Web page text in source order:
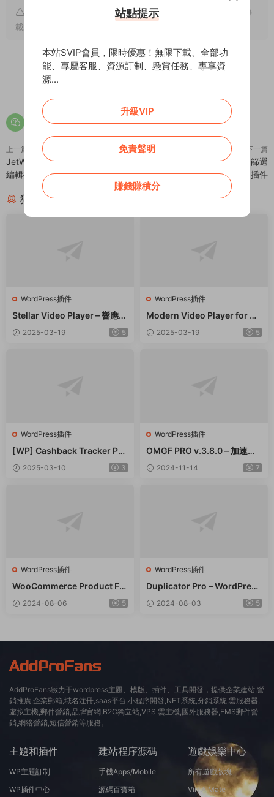
https://addprofans.com/wp-grid-builder/
，轉
載請注明出處。
上一篇
JetWooBuilder – Elementor 商品
編輯插件 – v2.0.4
下一篇
Divi Ajax Filter – 無刷新加載 篩選
插件
猜你喜歡
WordPress插件
Stellar Video Player – 響應式
視頻播放器WordPress插件 –
v2.9
2025-03-19 5
WordPress插件
Modern Video Player for W
ordPress – 功能強大的視頻和
音頻播放器 – v10.21
2025-03-19 5
WordPress插件
[WP] Cashback Tracker Pro
v2.6.4 退款追蹤器插件下載
2025-03-10 3
WordPress插件
OMGF PRO v.3.8.0 – 加速谷
歌字體本地化GDPR優化 破解
版插件下載
2024-11-14 7
WordPress插件
WooCommerce Product Filt
er 商品篩選器WordPress插
件 – v8.3.0
2024-08-06 5
WordPress插件
Duplicator Pro – WordPress
備份遷移WordPress插件 – v
4.5.15
2024-08-03 5
AddProFans緻力于wordpress主題、模版、插件、工具開發，提供企業建站,營
銷推廣,企業郵箱,域名注冊,saas平台,小程序開發,NFT系統,分銷系統,雲服務器,
虛拟主機,郵件營銷,品牌官網,B2C獨立站,VPS 雲主機,國外服務器,EMS郵件營
銷,網絡營銷,短信營銷等服務。
主題和插件
WP主題訂制
WP插件中心
建站程序源碼
手機Apps/Mobile
源碼百寶箱
遊戲娛樂中心
所有遊戲版塊
Virt A Mate
站點提示
本站SVIP會員，限時優惠！無限下載、全部功
能、專屬客服、資源訂制、懸賞任務、專享資
源...
升級VIP
免責聲明
賺錢賺積分